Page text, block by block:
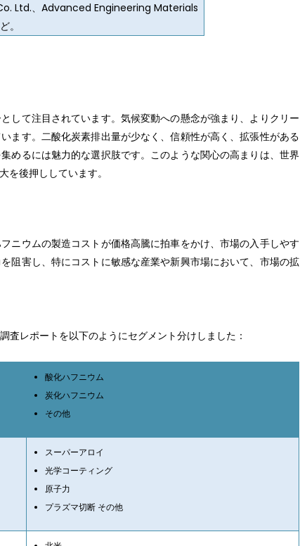
Ltd.、Advanced Engineering Materials
。
して注目されています。気候変動への懸念が強まり、よりクリー
ます。二酸化炭素排出量が少なく、信頼性が高く、拡張性がある
めるには魅力的な選択肢です。このような関心の高まりは、世界
を後押ししています。
ニウムの製造コストが価格高騰に拍車をかけ、市場の入手しやす
阻害し、特にコストに敏感な産業や新興市場において、市場の拡
査レポートを以下のようにセグメント分けしました：
酸化ハフニウム
炭化ハフニウム
その他
スーパーアロイ
光学コーティング
原子力
プラズマ切断 その他